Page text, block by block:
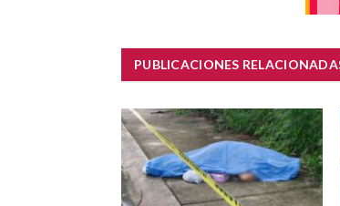
PUBLICACIONES